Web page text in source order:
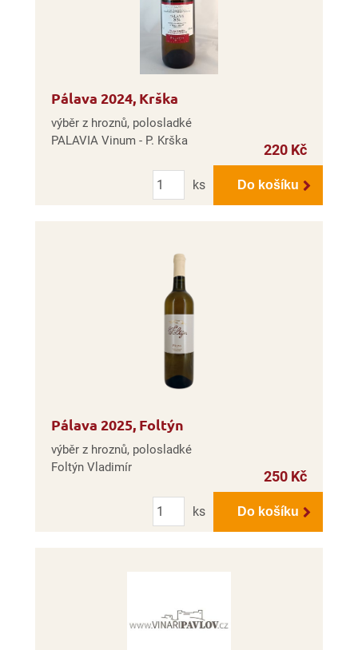
Pálava 2024, Krška
výběr z hroznů, polosladké
PALAVIA Vinum - P. Krška
220 Kč
Počet
ks
Do košíku
Pálava 2025, Foltýn
výběr z hroznů, polosladké
Foltýn Vladimír
250 Kč
Počet
ks
Do košíku